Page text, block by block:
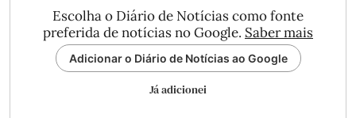
Escolha o Diário de Notícias como fonte
preferida de notícias no Google. Saber mais
Adicionar o Diário de Notícias ao Google
Já adicionei